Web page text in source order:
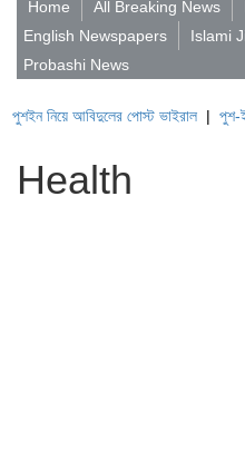
Home All Breaking News
English Newspapers
Islami
Probashi News
পোস্ট ভাইরাল|পুশ-ইনের চেষ্টায়
Health